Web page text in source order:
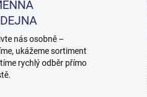
nás osobně –
ukážeme sortiment
rychlý odběr přímo